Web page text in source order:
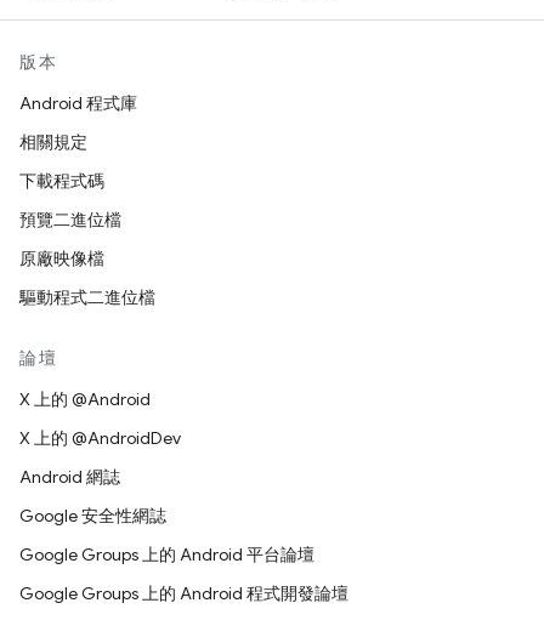
版本
Android 程式庫
相關規定
下載程式碼
預覽二進位檔
原廠映像檔
驅動程式二進位檔
論壇
X 上的 @Android
X 上的 @AndroidDev
Android 網誌
Google 安全性網誌
Google Groups 上的 Android 平台論壇
Google Groups 上的 Android 程式開發論壇